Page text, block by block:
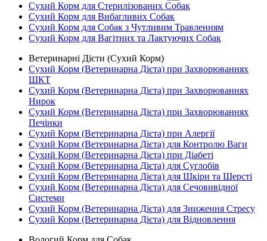
Сухий Корм для Стерилізованих Собак
Сухий Корм для Вибагливих Собак
Сухий Корм для Собак з Чутливим Травленням
Сухий Корм для Вагітних та Лактуючих Собак
Ветеринарні Дієти (Сухий Корм)
Сухий Корм (Ветеринарна Дієта) при Захворюваннях
ШКТ
Сухий Корм (Ветеринарна Дієта) при Захворюваннях
Нирок
Сухий Корм (Ветеринарна Дієта) при Захворюваннях
Печінки
Сухий Корм (Ветеринарна Дієта) при Алергії
Сухий Корм (Ветеринарна Дієта) для Контролю Ваги
Сухий Корм (Ветеринарна Дієта) при Діабеті
Сухий Корм (Ветеринарна Дієта) для Суглобів
Сухий Корм (Ветеринарна Дієта) для Шкіри та Шерсті
Сухий Корм (Ветеринарна Дієта) для Сечовивідної
Системи
Сухий Корм (Ветеринарна Дієта) для Зниження Стресу
Сухий Корм (Ветеринарна Дієта) для Відновлення